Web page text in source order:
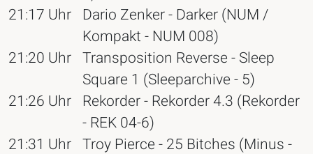
21:17 Uhr Dario Zenker - Darker (NUM /
Kompakt - NUM 008)
21:20 Uhr Transposition Reverse - Sleep
Square 1 (Sleeparchive - 5)
21:26 Uhr Rekorder - Rekorder 4.3 (Rekorder
- REK 04-6)
21:31 Uhr Troy Pierce - 25 Bitches (Minus -